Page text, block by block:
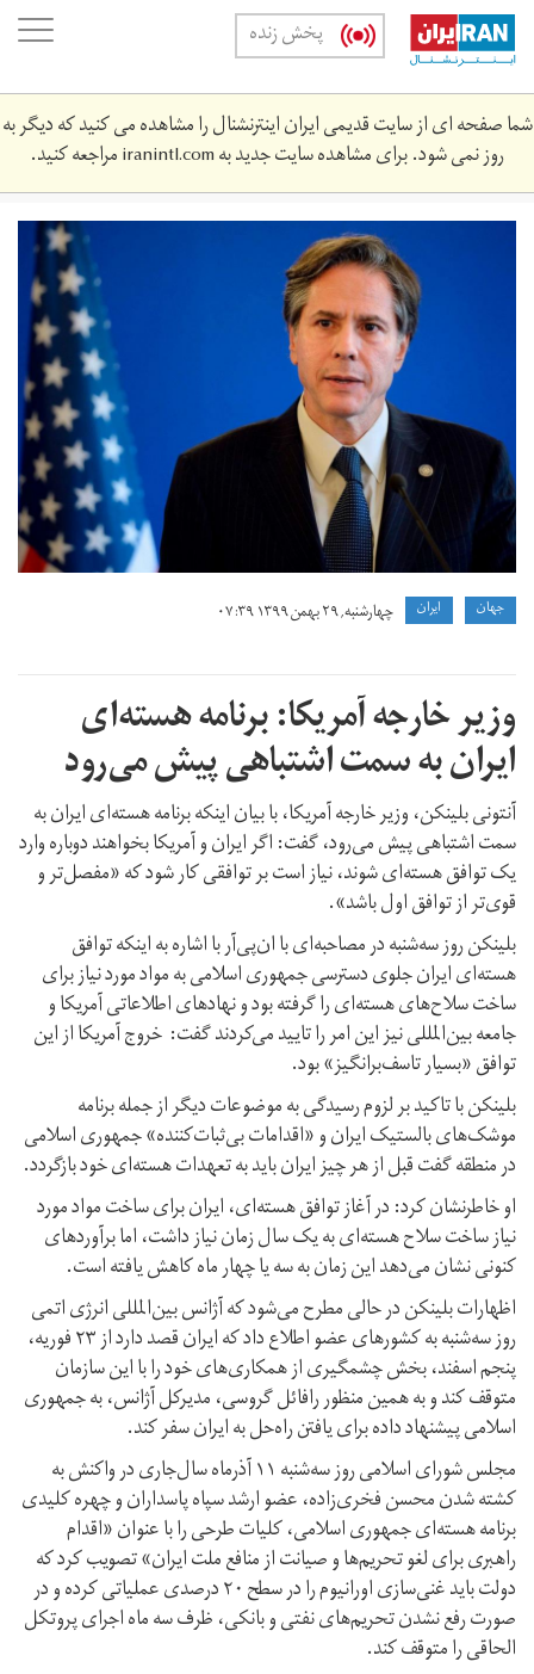
Skip
main
content
پخش زنده
شما صفحه ای از سایت قدیمی ایران اینترنشنال را مشاهده می کنید که دیگر به
روز نمی شود. برای مشاهده سایت جدید بهiranintl.comمراجعه کنید.
blinken.jpg
جهان ايران چهارشنبه, ۲۹ بهمن ۱۳۹۹ ۰۷:۳۹
وزیر خارجه آمریکا: برنامه هسته‌ای
ایران به سمت اشتباهی پیش می‌رود
آنتونی بلینکن، وزیر خارجه آمریکا، با بیان اینکه برنامه هسته‌ای ایران به
سمت اشتباهی پیش می‌رود، گفت: اگر ایران و آمریکا بخواهند دوباره وارد
یک توافق هسته‌ای شوند، نیاز است بر توافقی کار شود که «مفصل‌تر و
قوی‌تر از توافق اول باشد».
بلینکن روز سه‌شنبه در مصاحبه‌ای با ان‌پی‌آر با اشاره به اینکه توافق
هسته‌ای ایران جلوی دسترسی جمهوری اسلامی به مواد مورد نیاز برای
ساخت سلاح‌های هسته‌ای را گرفته بود و نهادهای اطلاعاتی آمریکا و
جامعه بین‌المللی نیز این امر را تایید می‌کردند گفت: خروج آمریکا از این
توافق «بسیار تاسف‌برانگیز» بود.
بلینکن با تاکید بر لزوم رسیدگی به موضوعات دیگر از جمله برنامه
موشک‌های بالستیک ایران و «اقدامات بی‌ثبات‌کننده» جمهوری اسلامی
در منطقه گفت قبل از هر چیز ایران باید به تعهدات هسته‌ای خود بازگردد.
او خاطرنشان کرد: در آغاز توافق هسته‌ای، ایران برای ساخت مواد مورد
نیاز ساخت سلاح هسته‌ای به یک سال زمان نیاز داشت، اما برآوردهای
کنونی نشان می‌دهد این زمان به سه یا چهار ماه کاهش یافته است.
اظهارات بلینکن در حالی مطرح می‌شود که آژانس بین‌المللی انرژی اتمی
روز سه‌شنبه به کشورهای عضو اطلاع داد که ایران قصد دارد از ۲۳ فوریه،
پنجم اسفند، بخش چشمگیری از همکاری‌های خود را با این سازمان
متوقف کند و به همین منظور رافائل گروسی، مدیرکل آژانس، به جمهوری
اسلامی پیشنهاد داده برای یافتن راه‌حل به ایران سفر کند.
مجلس شورای اسلامی روز سه‌شنبه ۱۱ آذرماه سال‌جاری در واکنش به
کشته شدن محسن فخری‌زاده، عضو ارشد سپاه پاسداران و چهره کلیدی
برنامه هسته‌ای جمهوری اسلامی، کلیات طرحی را با عنوان «اقدام
راهبری برای لغو تحریم‌ها و صیانت از منافع ملت ایران» تصویب کرد که
دولت باید غنی‌سازی اورانیوم را در سطح ۲۰ درصدی عملیاتی کرده و در
صورت رفع نشدن تحریم‌های نفتی و بانکی، ظرف سه ماه اجرای پروتکل
الحاقی را متوقف کند.